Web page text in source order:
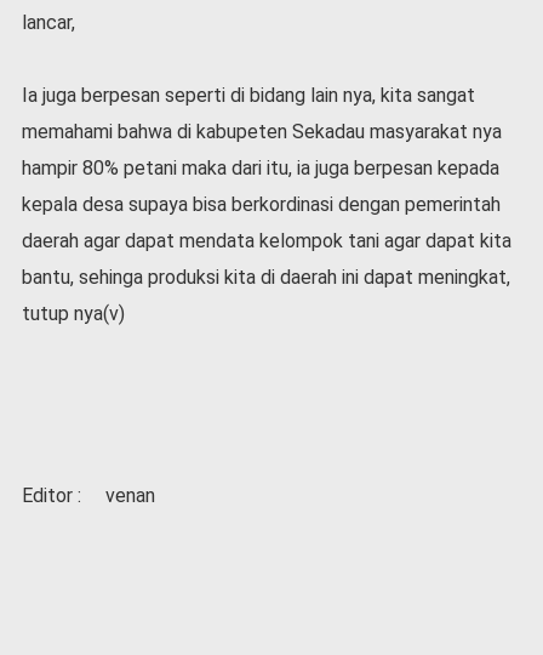
lancar,
Ia juga berpesan seperti di bidang lain nya, kita sangat
memahami bahwa di kabupeten Sekadau masyarakat nya
hampir 80% petani maka dari itu, ia juga berpesan kepada
kepala desa supaya bisa berkordinasi dengan pemerintah
daerah agar dapat mendata kelompok tani agar dapat kita
bantu, sehinga produksi kita di daerah ini dapat meningkat,
tutup nya(v)
Editor : venan